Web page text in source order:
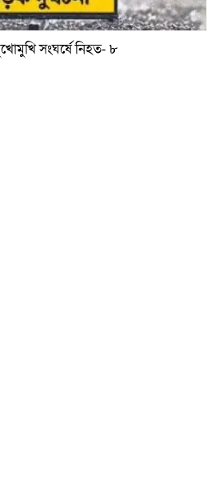
সংঘর্ষে নিহত- ৮